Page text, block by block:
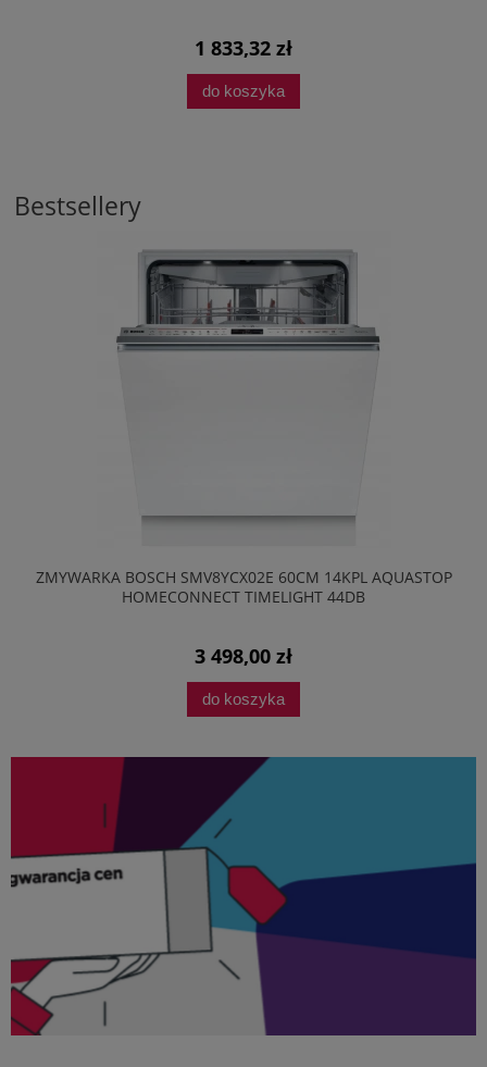
1 833,32 zł
do koszyka
Bestsellery
ZMYWARKA BOSCH SMV8YCX02E 60CM 14KPL AQUASTOP
HOMECONNECT TIMELIGHT 44DB
3 498,00 zł
do koszyka